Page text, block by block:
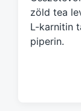
h
zöld tea
L-karnitin
piperin.